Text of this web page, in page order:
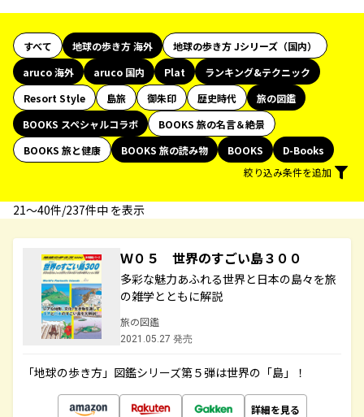
すべて 地球の歩き方 海外
地球の歩き方 Jシリーズ（国内）
aruco 海外
aruco 国内 Plat
ランキング&テクニック
Resort Style
島旅 御朱印 歴史時代
旅の図鑑
BOOKS スペシャルコラボ
BOOKS 旅の名言＆絶景
BOOKS 旅と健康
BOOKS 旅の読み物 BOOKS
D-Books
絞り込み条件を追加
21〜40件/237件中 を表示
Ｗ０５ 世界のすごい島３００
多彩な魅力あふれる世界と日本の島々を旅
の雑学とともに解説
旅の図鑑
2021.05.27 発売
「地球の歩き方」図鑑シリーズ第５弾は世界の「島」！
詳細を見る